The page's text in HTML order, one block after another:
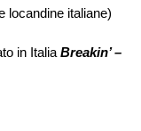
locandine italiane)
in Italia Breakin’–